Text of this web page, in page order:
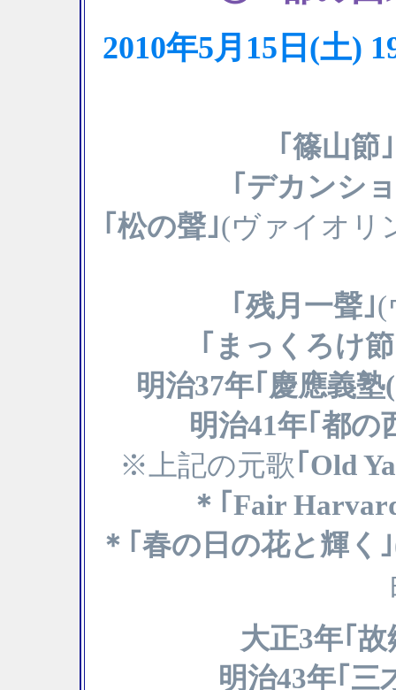
2010年5月15日(土)
｢篠山節｣
｢デカンシ
｢松の聲｣(ヴァイオリ
｢残月一聲｣(
｢まっくろけ
明治37年｢慶應義塾
明治41年｢都の
※上記の元歌｢Old
＊｢Fair
＊｢春の日の花と輝く｣
大正3年｢故
明治43年｢三